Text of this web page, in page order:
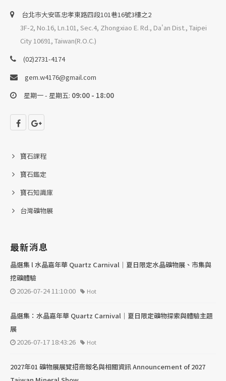
台北巿大安區忠孝東路四段101巷16號3樓之2
3F-2, No.16, Ln.101, Sec.4, Zhongxiao E. Rd., Da'an Dist., Taipei
City 10691, Taiwan(R.O.C.)
(02)2731-4174
gem.w4176@gmail.com
星期一 - 星期五: 09:00 - 18:00
寶石課程
寶石鑑定
寶石知識庫
台灣礦物展
最新消息
晶選集 l 水晶嘉年華 Quartz Carnival｜夏日限定水晶礦物展、市集與
挖礦體驗
2026-07-24 11:10:00
Hot
晶選集：水晶嘉年華 Quartz Carnival｜夏日限定礦物探索與體驗主題
展
2026-07-17 18:43:26
Hot
2027年01 礦物展展覽招商報名與相關資訊 Announcement of 2027